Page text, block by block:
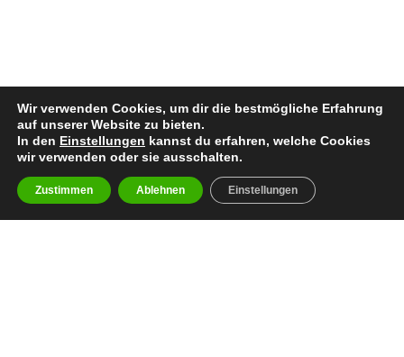
Wir verwenden Cookies, um dir die bestmögliche Erfahrung
auf unserer Website zu bieten.
In den Einstellungen kannst du erfahren, welche Cookies
wir verwenden oder sie ausschalten.
Zustimmen Ablehnen Einstellungen